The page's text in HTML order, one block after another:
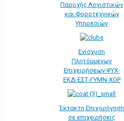
Παροχής Λογιστικών
και Φοροτεχνικών
Υπηρεσιών
Ενίσχυση
Πλητόμμενων
Επιχειρήσεων ΨΥΧ-
ΕΚΔ-ΕΣΤ-ΓΥΜΝ-ΧΟΡ
Έκτακτη Επιχορήγηση
σε επιχειρήσεις